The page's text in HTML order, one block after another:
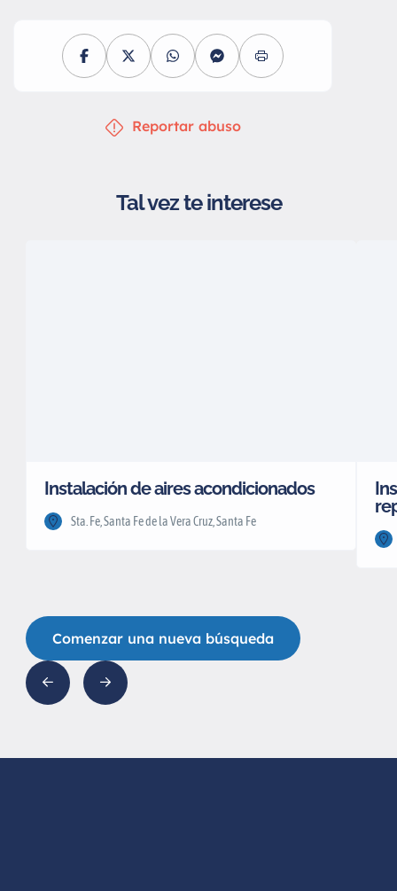
Reportar abuso
Tal vez te interese
Instalación de aires acondicionados
Sta. Fe, Santa Fe de la Vera Cruz, Santa Fe
Comenzar una nueva búsqueda